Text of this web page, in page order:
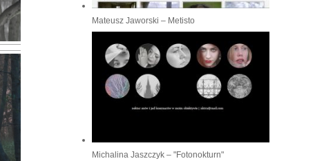
Mateusz Jaworski – Metisto
Michalina Jaszczyk – "Fotonokturn"